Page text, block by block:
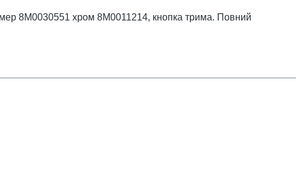
8M0030551 хром 8M0011214, кнопка трима. Повний